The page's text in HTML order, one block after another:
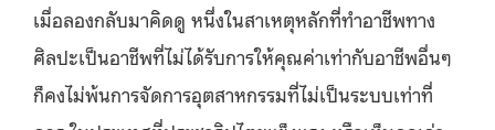
เมื่อลองกลับมาคิดดู หนึ่งในสาเหตุหลักที่ทำอาชีพทาง
ศิลปะเป็นอาชีพที่ไม่ได้รับการให้คุณค่าเท่ากับอาชีพอื่นๆ
ก็คงไม่พ้นการจัดการอุตสาหกรรมที่ไม่เป็นระบบเท่าที่